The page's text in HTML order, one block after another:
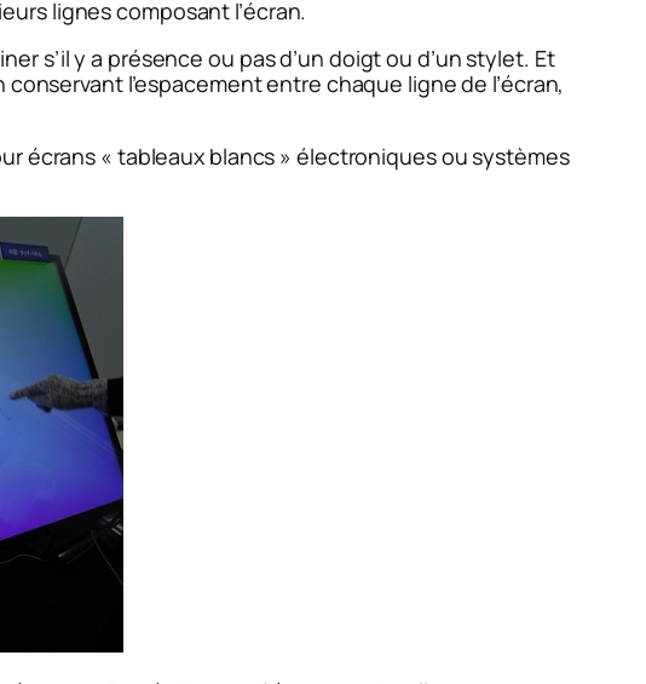
lignes composant l’écran.
s’il y a présence ou pas d’un doigt ou d’un stylet. Et
l’espacement entre chaque ligne de l’écran,
écrans « tableaux blancs » électroniques ou systèmes